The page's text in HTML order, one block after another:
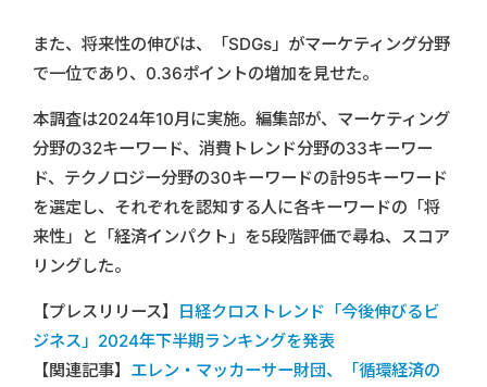
また、将来性の伸びは、「SDGs」がマーケティング分野
で一位であり、0.36ポイントの増加を見せた。
本調査は2024年10月に実施。編集部が、マーケティング
分野の32キーワード、消費トレンド分野の33キーワー
ド、テクノロジー分野の30キーワードの計95キーワード
を選定し、それぞれを認知する人に各キーワードの「将
来性」と「経済インパクト」を5段階評価で尋ね、スコア
リングした。
【プレスリリース】
日経クロストレンド「今後伸びるビ
ジネス」2024年下半期ランキングを発表
【関連記事】 エレン・マッカーサー財団、「循環経済の